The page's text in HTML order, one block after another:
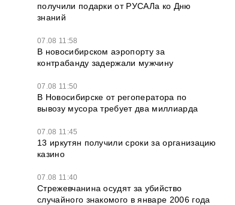
получили подарки от РУСАЛа ко Дню
знаний
07.08 11:58
В новосибирском аэропорту за
контрабанду задержали мужчину
07.08 11:50
В Новосибирске от регоператора по
вывозу мусора требует два миллиарда
07.08 11:45
13 иркутян получили сроки за организацию
казино
07.08 11:40
Стрежевчанина осудят за убийство
случайного знакомого в январе 2006 года